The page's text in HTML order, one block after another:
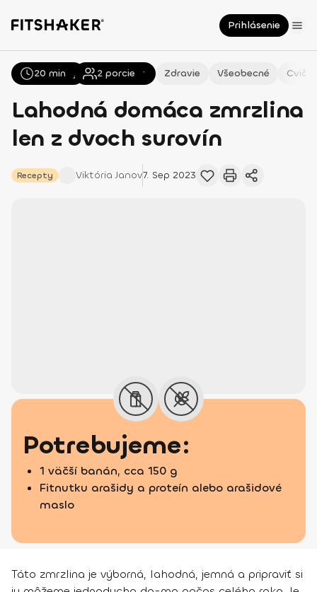
Prihlásenie
Všetky Recepty Zdravie Všeobecné
Lahodná domáca zmrzlina
len z dvoch surovín
Recepty Viktória Janov7. Sep 2023
20 min 2 porcie
Potrebujeme:
1 väčší banán, cca 150 g
Fitnutku arašidy a proteín alebo arašidové
maslo
Táto zmrzlina je výborná, lahodná, jemná a pripraviť si